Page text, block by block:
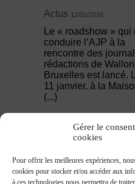
Gérer le
cookies
Pour offrir les meilleures expériences,
cookies pour stocker et/ou accéder aux
à ces technologies nous permettra de
Actus 12/01/2016
Le « roadshow » qui
conduire l’AJP à la
rencontre des
rédactions de
Bruxelles est lancé.
11 janvier, à la
(...)